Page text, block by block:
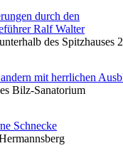
des Spitzhauses 2
Bilz-Sanatorium